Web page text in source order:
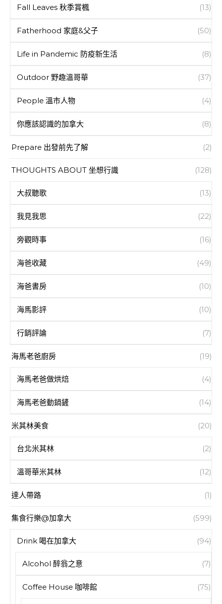
Fall Leaves 秋季賞楓 (13)
Fatherhood 家庭&父子 (50)
Life in Pandemic 防疫新生活 (8)
Outdoor 野趣溫哥華 (37)
People 溫市人物 (4)
你應該認識的加拿大 (8)
Prepare 出發前先了解 (2)
THOUGHTS ABOUT 坐想行識 (128)
大叔聽歌 (13)
我見我思 (22)
旁觀時事 (16)
海爸收藏 (49)
海爸書房 (10)
海馬影評 (10)
行銷評論 (7)
海馬老爸廚房 (19)
海馬老爸做烘焙 (4)
海馬老爸動鍋鏟 (14)
米其林美食 (20)
台北米其林 (2)
溫哥華米其林 (12)
達人帶路 (1)
集食行樂@加拿大 (599)
Drink 喝在加拿大 (94)
Alcohol 醉翁之意 (7)
Coffee House 咖啡館 (75)